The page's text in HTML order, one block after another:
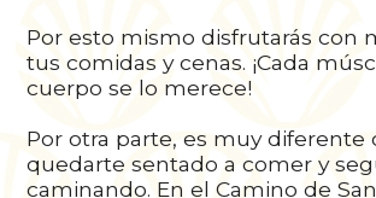
Por esto mismo disfrutarás con
tus comidas y cenas. ¡Cada
cuerpo se lo merece!
Por otra parte, es muy diferente
quedarte sentado a comer y
caminando. En el Camino de